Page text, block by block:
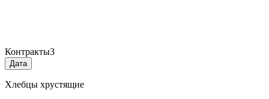
Контракты3
Дата
Хлебцы хрустящие